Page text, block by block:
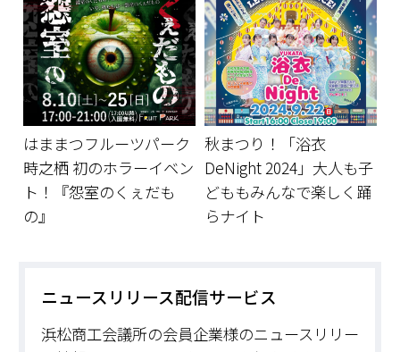
はままつフルーツパーク
時之栖 初のホラーイベン
ト！『怨室のくぇだも
の』
秋まつり！「浴衣
DeNight 2024」大人も子
どももみんなで楽しく踊
らナイト
ニュースリリース配信サービス
浜松商工会議所の会員企業様のニュースリリー